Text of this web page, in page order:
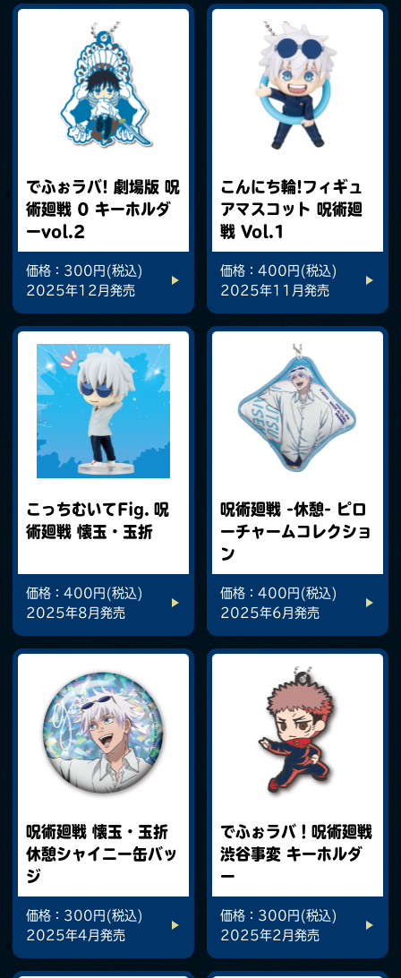
でふぉラバ! 劇場版 呪
術廻戦 0 キーホルダ
ーvol.2
価格：300円(税込)
2025年12月発売
こんにち輪!フィギュ
アマスコット 呪術廻
戦 Vol.1
価格：400円(税込)
2025年11月発売
こっちむいてFig. 呪
術廻戦 懐玉・玉折
価格：400円(税込)
2025年8月発売
呪術廻戦 -休憩- ピロ
ーチャームコレクショ
ン
価格：400円(税込)
2025年6月発売
呪術廻戦 懐玉・玉折
休憩シャイニー缶バッ
ジ
価格：300円(税込)
2025年4月発売
でふぉラバ！呪術廻戦
渋谷事変 キーホルダ
ー
価格：300円(税込)
2025年2月発売